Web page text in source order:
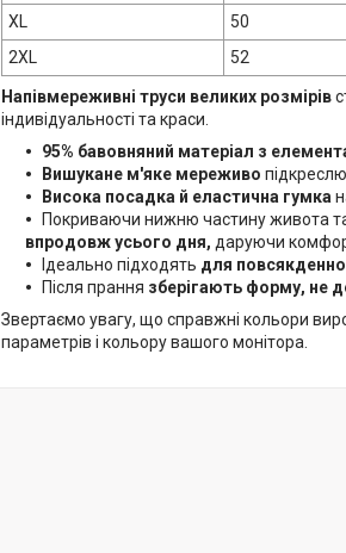
XL
50
2XL
52
Напівмереживні труси великих розмірів
індивідуальності та краси.
95% бавовняний матеріал з
Вишукане м'яке мереживо
Висока посадка й еластична гумка
Покриваючи нижню частину живота
впродовж усього дня, даруючи
Ідеально підходять для
Після прання зберігають форму, не
Звертаємо увагу, що справжні кольори
параметрів і кольору вашого монітора.